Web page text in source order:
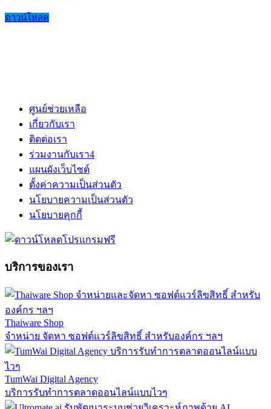
ดาวน์โหลด
ศูนย์ช่วยเหลือ
เกี่ยวกับเรา
ติดต่อเรา
ร่วมงานกับเรา4
แผนผังเว็บไซต์
ตั้งค่าความเป็นส่วนตัว
นโยบายความเป็นส่วนตัว
นโยบายคุกกี้
บริการของเรา
Thaiware Shop
จำหน่าย จัดหา ซอฟต์แวร์ลิขสิทธิ์ สำหรับองค์กร ฯลฯ
TumWai Digital Agency
บริการรับทำการตลาดออนไลน์แบบไวๆ